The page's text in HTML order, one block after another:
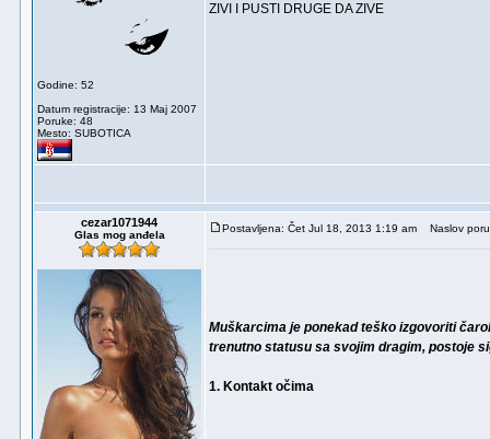
Godine: 52
Datum registracije: 13 Maj 2007
Poruke: 48
Mesto: SUBOTICA
ZIVI I PUSTI DRUGE DA ZIVE
cezar1071944
Glas mog anđela
Postavljena: Čet Jul 18, 2013 1:19 am Naslov
Muškarcima je ponekad teško izgovoriti
trenutno statusu sa svojim dragim, postoje
1. Kontakt očima